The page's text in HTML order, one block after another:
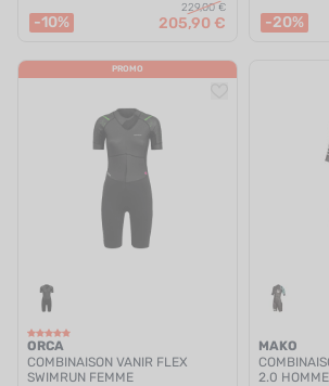
-10%
229,00 €
205,90 € -20%
PROMO
ORCA
COMBINAISON VANIR FLEX
SWIMRUN FEMME
MAKO
2.0 HOMME